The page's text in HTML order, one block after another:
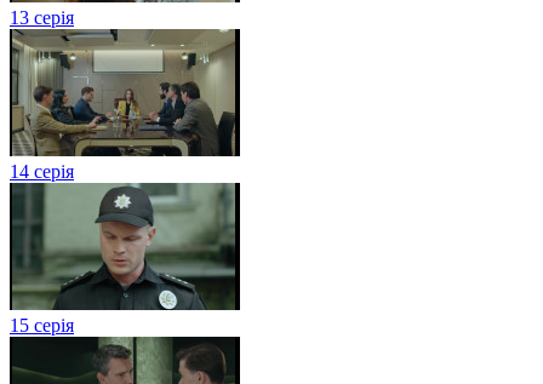
13 серія
14 серія
15 серія